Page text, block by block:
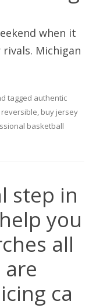
when it
Michigan
tagged authentic
, buy jersey
basketball
step in
you
all
ca